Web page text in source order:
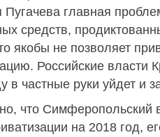
Пугачева главная
средств,
якобы не позволяет
Российские власти
в частные руки уйдет и
что Симферопольский
на 2018 год,